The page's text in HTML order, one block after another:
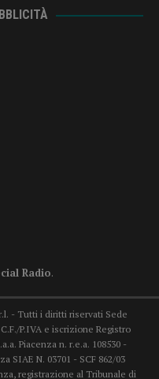
Radio.
- Tutti i diritti riservati Sede
P.IVA e iscrizione Registro
Piacenza n. r.e.a. 108530 -
SIAE N. 03701 - SCF 862/03
registrazione al Tribunale di